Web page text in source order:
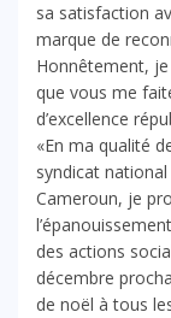
sa satisfaction
marque de
Honnêtement, je
que vous me
d’excellence
«En ma qualité
syndicat
Cameroun, je
des actions
décembre
de noël à tous